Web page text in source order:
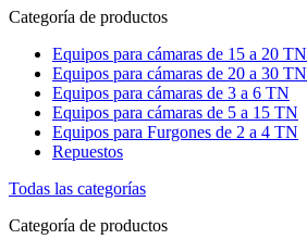
Categoría de productos
Equipos para cámaras de 15 a 20 TN
Equipos para cámaras de 20 a 30 TN
Equipos para cámaras de 3 a 6 TN
Equipos para cámaras de 5 a 15 TN
Equipos para Furgones de 2 a 4 TN
Repuestos
Todas las categorías
Categoría de productos